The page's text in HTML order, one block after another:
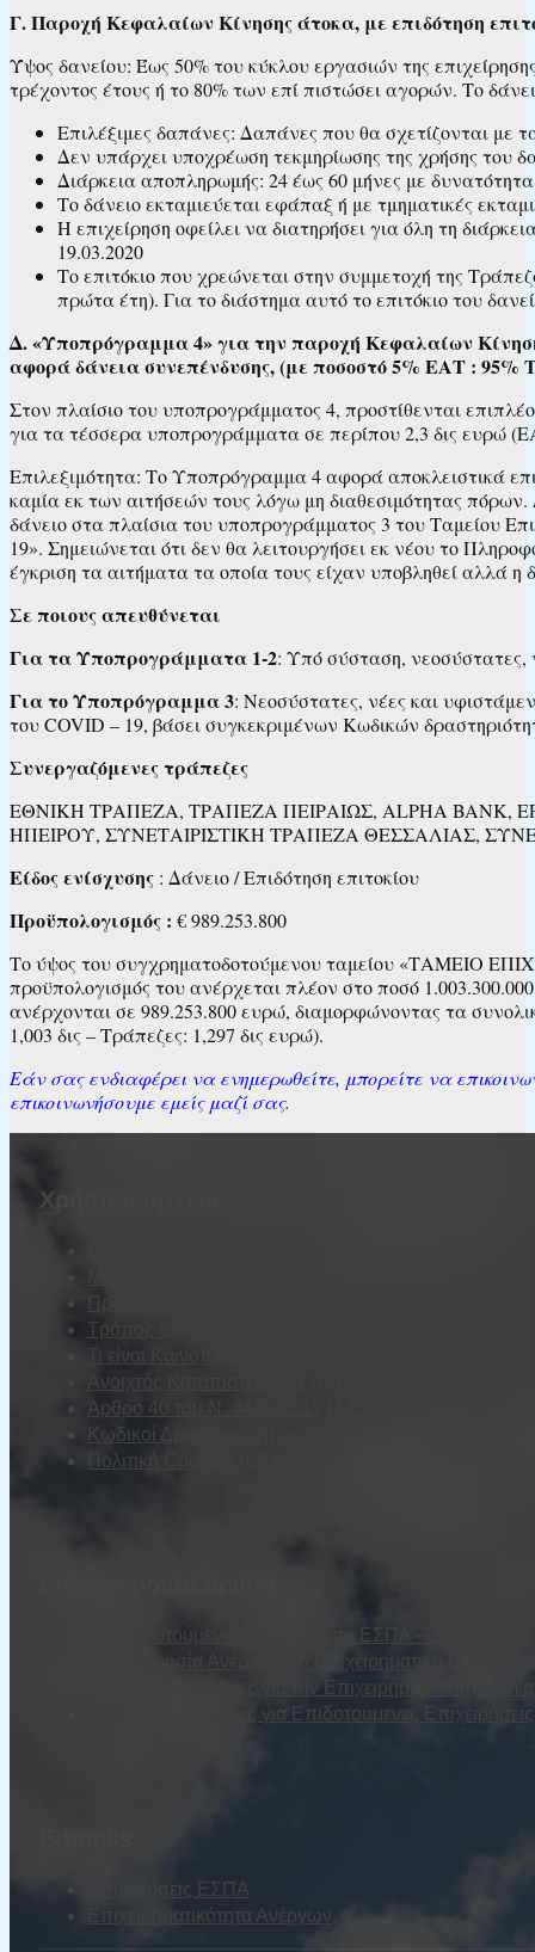
Γ. Παροχή Κεφαλαίων Κίνησης άτοκα, με επιδότηση
Ύψος δανείου: Έως 50% του κύκλου εργασιών της
τρέχοντος έτους ή το 80% των επί πιστώσει αγορών. Το
Επιλέξιμες δαπάνες: Δαπάνες που θα σχετίζονται με
Δεν υπάρχει υποχρέωση τεκμηρίωσης της χρήσης του
Διάρκεια αποπληρωμής: 24 έως 60 μήνες με
Το δάνειο εκταμιεύεται εφάπαξ ή με τμηματικές
Η επιχείρηση οφείλει να διατηρήσει για όλη τη
19.03.2020
Το επιτόκιο που χρεώνεται στην συμμετοχή της
πρώτα έτη). Για το διάστημα αυτό το επιτόκιο του
Δ. «Υποπρόγραμμα 4» για την παροχή Κεφαλαίων
αφορά δάνεια συνεπένδυσης, (με ποσοστό 5% ΕΑΤ : 95%
Στον πλαίσιο του υποπρογράμματος 4, προστίθενται
για τα τέσσερα υποπρογράμματα σε περίπου 2,3 δις ευρώ
Επιλεξιμότητα: Το Υποπρόγραμμα 4 αφορά αποκλειστικά
καμία εκ των αιτήσεών τους λόγω μη διαθεσιμότητας πόρων.
δάνειο στα πλαίσια του υποπρογράμματος 3 του Ταμείου
19». Σημειώνεται ότι δεν θα λειτουργήσει εκ νέου το
έγκριση τα αιτήματα τα οποία τους είχαν υποβληθεί αλλά
Σε ποιους απευθύνεται
Για τα Υποπρογράμματα 1-2: Υπό σύσταση, νεοσύστατες,
Για το Υποπρόγραμμα 3: Νεοσύστατες, νέες και
του COVID – 19, βάσει συγκεκριμένων Κωδικών
Συνεργαζόμενες τράπεζες
ΕΘΝΙΚΗ ΤΡΑΠΕΖΑ, ΤΡΑΠΕΖΑ ΠΕΙΡΑΙΩΣ, ALPHA BANK,
ΗΠΕΙΡΟΥ, ΣΥΝΕΤΑΙΡΙΣΤΙΚΗ ΤΡΑΠΕΖΑ ΘΕΣΣΑΛΙΑΣ,
Είδος ενίσχυσης : Δάνειο / Επιδότηση επιτοκίου
Προϋπολογισμός : € 989.253.800
Το ύψος του συγχρηματοδοτούμενου ταμείου «ΤΑΜΕΙΟ
προϋπολογισμός του ανέρχεται πλέον στο ποσό
ανέρχονται σε 989.253.800 ευρώ, διαμορφώνοντας τα
1,003 δις – Τράπεζες: 1,297 δις ευρώ).
Εάν σας ενδιαφέρει να ενημερωθείτε, μπορείτε να
επικοινωνήσουμε εμείς μαζί σας.
Χρήσιμα αρχεία
Τρόπος φορολόγησης Ενίσχυσης
Τι είναι Καινοτομία
Ανοιχτός Καταπιστευτικός Λογαριασμός
Άρθρο 40 του Ν. 4488/2017 (Α137/13.09.2017)
Κωδικοί Δραστηριοτήτων (ΣΤΑΚΟΔ)
Πολιτική Cookies (ΕΕ)
Τα Επιδοτούμενα Προγράμματα ΕΣΠΑ – ΔΥΠΑ
Προετοιμασία Ανέργου για Επιχειρηματική
Επιλέξιμες Δαπάνες για την Επιχειρηματικότητα
Επιλέξιμες Δαπάνες για Επιδοτούμενες
Επιδοτήσεις ΕΣΠΑ
Επιχειρηματικότητα Ανέργων